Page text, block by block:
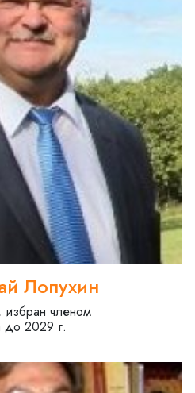
Лопухин
избран членом
до 2029 г.